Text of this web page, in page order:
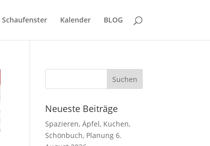
Schaufenster Kalender BLOG
Neueste Beiträge
Spazieren, Äpfel, Kuchen,
Schönbuch, Planung 6.